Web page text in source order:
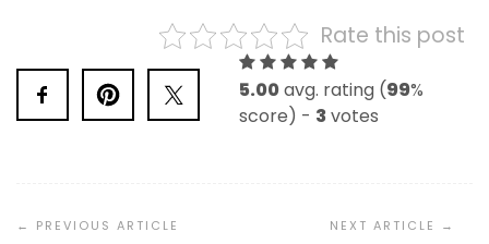
Rate this post
5.00avg. rating (99%
score) - 3votes
Navigation